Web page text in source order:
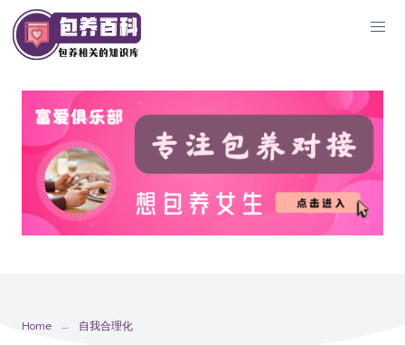
Skip
to
content
Home 自我合理化